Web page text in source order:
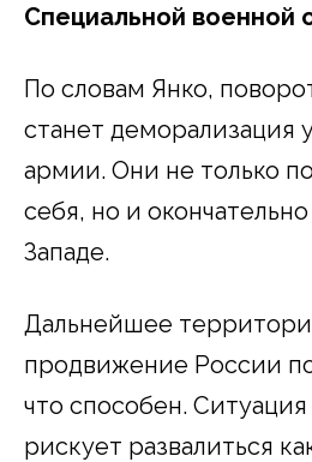
Специальной военной
По словам Янко,
станет деморализация
армии. Они не только
себя, но и
Западе.
Дальнейшее
продвижение России
что способен.
рискует развалиться